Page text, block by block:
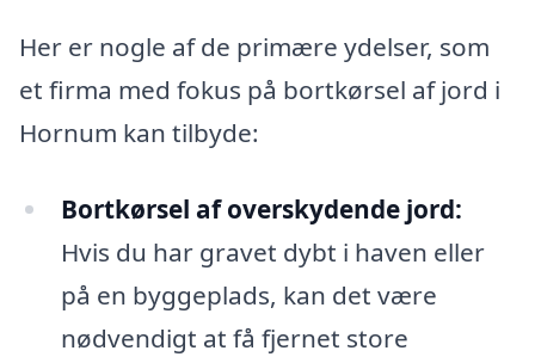
Her er nogle af de primære ydelser, som
et firma med fokus på bortkørsel af jord i
Hornum kan tilbyde:
Bortkørsel af overskydende jord:
Hvis du har gravet dybt i haven eller
på en byggeplads, kan det være
nødvendigt at få fjernet store